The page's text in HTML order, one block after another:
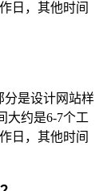
日，其他时间
分是设计网站样
大约是6-7个工
日，其他时间